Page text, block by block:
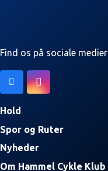
Find os på sociale medier
Hold
Spor og Ruter
Nyheder
Om Hammel Cykle Klub